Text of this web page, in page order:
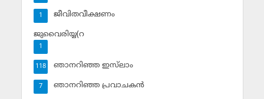
ജീവിതവീക്ഷണം
1
ജുവൈരിയ്യ(റ
1
ഞാനറിഞ്ഞ ഇസ്‌ലാം
118
ഞാനറിഞ്ഞ പ്രവാചകന്‍
7